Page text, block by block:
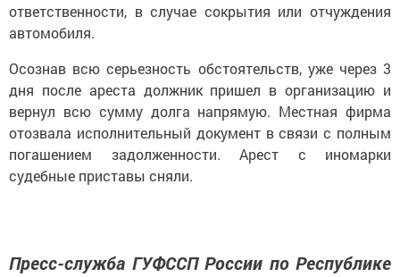
ответственности, в случае сокрытия или отчуждения
автомобиля.
Осознав всю серьезность обстоятельств, уже через 3
дня после ареста должник пришел в организацию и
вернул всю сумму долга напрямую. Местная фирма
отозвала исполнительный документ в связи с полным
погашением задолженности. Арест с иномарки
судебные приставы сняли.
Пресс-служба ГУФССП России по Республике